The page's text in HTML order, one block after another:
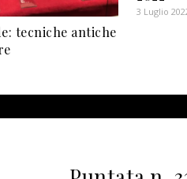
tecniche antiche
3 Luglio